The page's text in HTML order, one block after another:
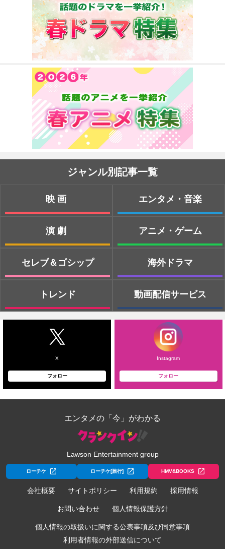
ジャンル別記事一覧
映画
演劇
セレブ＆ゴシップ
トレンド
エンタメ・音楽
アニメ・ゲーム
海外ドラマ
動画配信サービス
X
フォロー
Instagram
フォロー
エンタメの「今」がわかる
Lawson Entertainment group
ローチケ ローチケ[旅行] HMV&BOOKS
会社概要 サイトポリシー 利用規約 採用情報
お問い合わせ 個人情報保護方針
個人情報の取扱いに関する公表事項及び同意事項
利用者情報の外部送信について